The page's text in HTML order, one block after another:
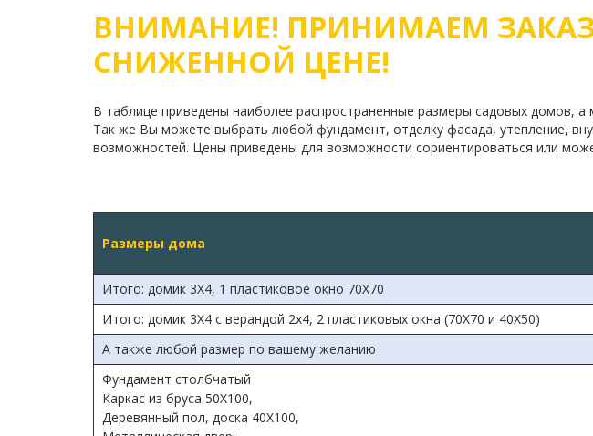
ВНИМАНИЕ! ПРИНИМАЕМ
СНИЖЕННОЙ ЦЕНЕ!
В таблице приведены наиболее распространенные размеры садовых домов,
Так же Вы можете выбрать любой фундамент, отделку фасада, утепление,
возможностей. Цены приведены для возможности сориентироваться или
Размеры дома
Итого: домик 3Х4, 1 пластиковое окно 70Х70
Итого: домик 3Х4 с верандой 2х4, 2 пластиковых окна (70Х70 и 40Х50)
А также любой размер по вашему желанию
Фундамент столбчатый
Каркас из бруса 50Х100,
Деревянный пол, доска 40Х100,